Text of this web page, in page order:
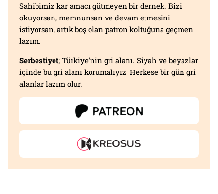
Sahibimiz kar amacı gütmeyen bir dernek. Bizi
okuyorsan, memnunsan ve devam etmesini
istiyorsan, artık boş olan patron koltuğuna geçmen
lazım.
Serbestiyet; Türkiye'nin gri alanı. Siyah ve beyazlar
içinde bu gri alanı korumalıyız. Herkese bir gün gri
alanlar lazım olur.